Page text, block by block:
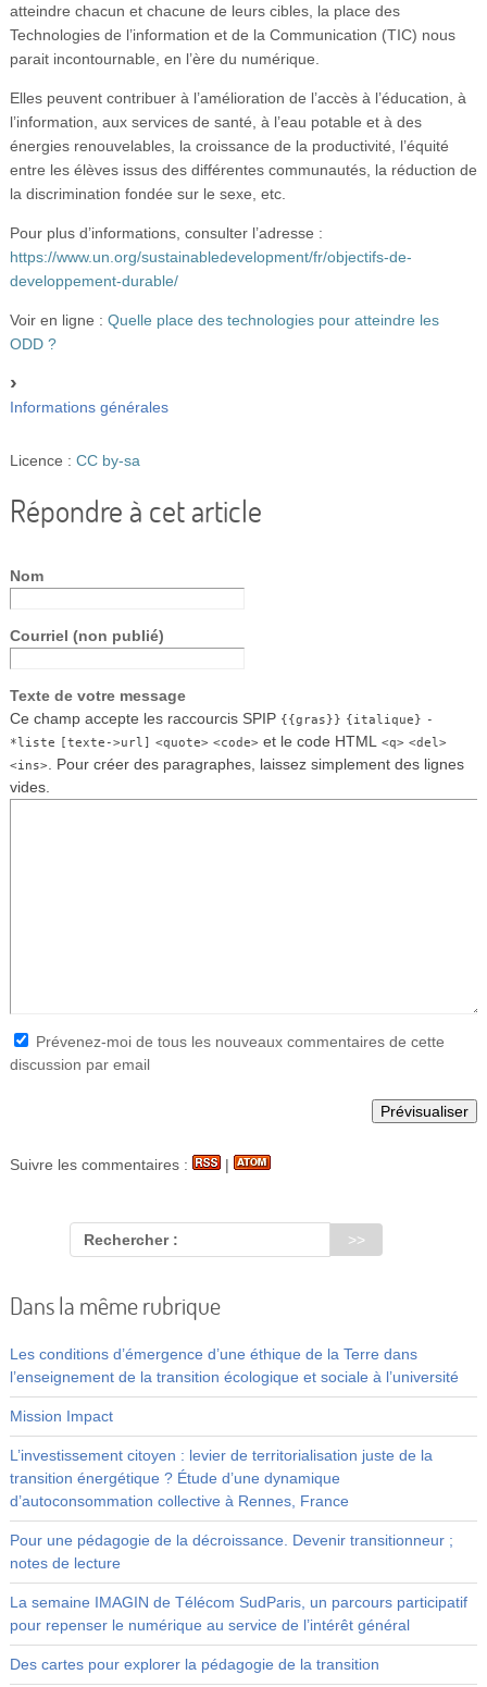
atteindre chacun et chacune de leurs cibles, la place des
Technologies de l’information et de la Communication (TIC) nous
parait incontournable, en l’ère du numérique.
Elles peuvent contribuer à l’amélioration de l’accès à l’éducation, à
l’information, aux services de santé, à l’eau potable et à des
énergies renouvelables, la croissance de la productivité, l’équité
entre les élèves issus des différentes communautés, la réduction de
la discrimination fondée sur le sexe, etc.
Pour plus d’informations, consulter l’adresse :
https://www.un.org/sustainabledevelopment/fr/objectifs-de-
developpement-durable/
Voir en ligne : Quelle place des technologies pour atteindre les
ODD ?
Informations générales
Licence : CC by-sa
Répondre à cet article
Nom
Courriel (non publié)
Texte de votre message
Ce champ accepte les raccourcis SPIP {{gras}} {italique} -
*liste [texte->url] <quote> <code>et le code HTML <q> <del>
<ins>. Pour créer des paragraphes, laissez simplement des lignes
vides.
Prévenez-moi de tous les nouveaux commentaires de cette
discussion par email
Suivre les commentaires : |
Rechercher :
Dans la même rubrique
Les conditions d’émergence d’une éthique de la Terre dans
l’enseignement de la transition écologique et sociale à l’université
Mission Impact
L’investissement citoyen : levier de territorialisation juste de la
transition énergétique ? Étude d’une dynamique
d’autoconsommation collective à Rennes, France
Pour une pédagogie de la décroissance. Devenir transitionneur ;
notes de lecture
La semaine IMAGIN de Télécom SudParis, un parcours participatif
pour repenser le numérique au service de l’intérêt général
Des cartes pour explorer la pédagogie de la transition